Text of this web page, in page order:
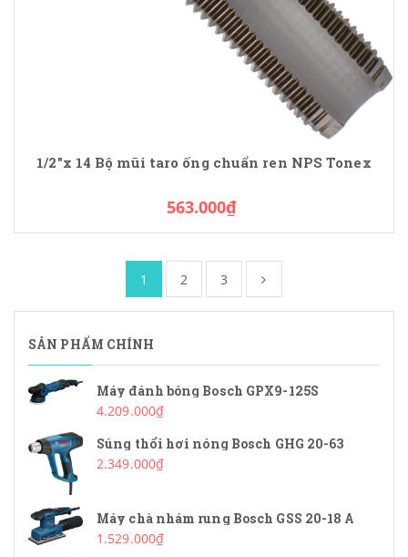
1/2"x 14 Bộ mũi taro ống chuẩn ren NPS Tonex
563.000₫
1 2 3
SẢN PHẨM CHÍNH
Máy đánh bóng Bosch GPX9-125S
4.209.000₫
Súng thổi hơi nóng Bosch GHG 20-63
2.349.000₫
Máy chà nhám rung Bosch GSS 20-18 A
1.529.000₫